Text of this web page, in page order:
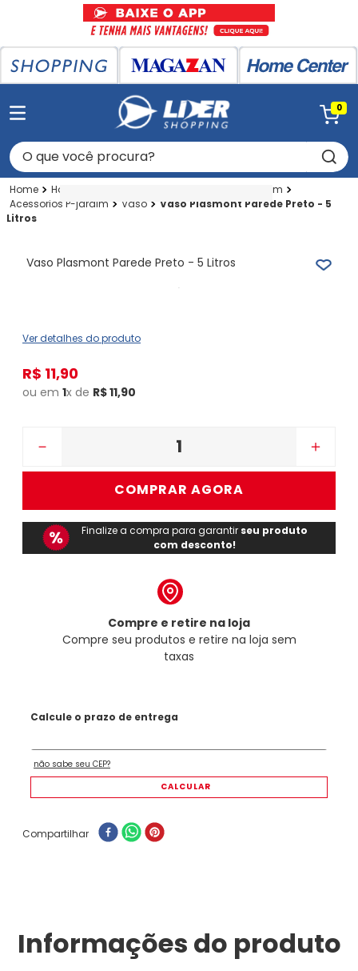
0
O que você procura?
Home Center
Artigos P-jardim
Acessorios P-jardim
Vaso
Vaso Plasmont Parede Preto - 5
Litros
Vaso Plasmont Parede Preto - 5 Litros
Ver detalhes do produto
R$ 11,90
ou em 1x de R$11,90
＋
－
COMPRAR AGORA
Finalize a compra para garantir seu produto
com desconto!
Compre e retire na loja
Compre seu produtos e retire na loja sem
taxas
Compartilhar
Informações do produto